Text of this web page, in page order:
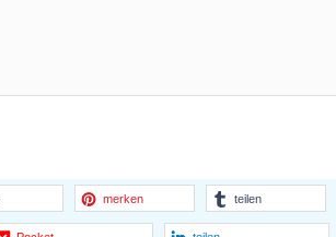
merken teilen